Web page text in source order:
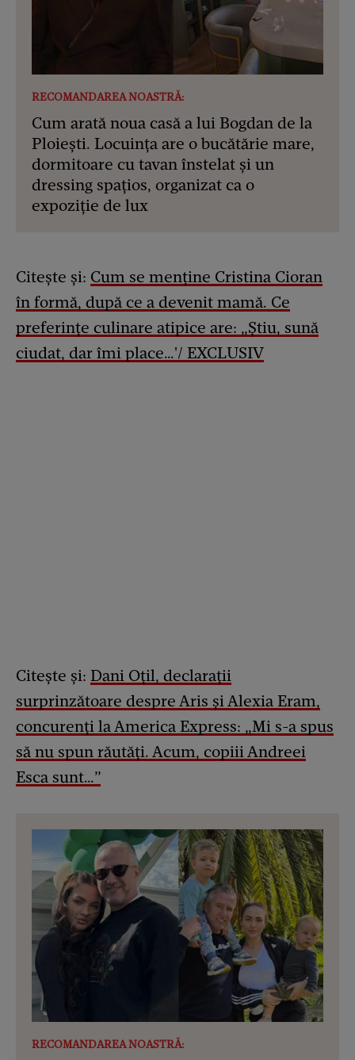
RECOMANDAREA NOASTRĂ:
Cum arată noua casă a lui Bogdan de la
Ploiești. Locuința are o bucătărie mare,
dormitoare cu tavan înstelat și un
dressing spațios, organizat ca o
expoziție de lux
Citește și: Cum se menține Cristina Cioran
în formă, după ce a devenit mamă. Ce
preferințe culinare atipice are: „Știu, sună
ciudat, dar îmi place…'/ EXCLUSIV
Citește și: Dani Oțil, declarații
surprinzătoare despre Aris și Alexia Eram,
concurenți la America Express: „Mi s-a spus
să nu spun răutăți. Acum, copiii Andreei
Esca sunt…”
RECOMANDAREA NOASTRĂ: